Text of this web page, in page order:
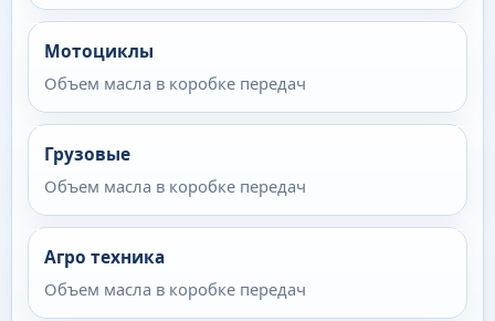
Мотоциклы
Объем масла в коробке передач
Грузовые
Объем масла в коробке передач
Агро техника
Объем масла в коробке передач